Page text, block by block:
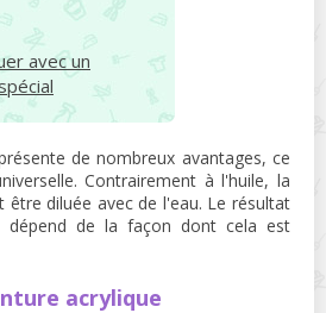
avec un
de nombreux avantages, ce
Contrairement à l'huile, la
être diluée avec de l'eau. Le résultat
dépend de la façon dont cela est
acrylique